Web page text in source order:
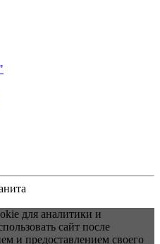
для аналитики и
сайт после
и предоставлением своего